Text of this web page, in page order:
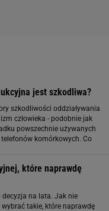
jest szkodliwa?
szkodliwości oddziaływania
człowieka - podobnie jak
powszechnie używanych
komórkowych. Co
które naprawdę
decyzja na lata. Jak nie
takie, które naprawdę